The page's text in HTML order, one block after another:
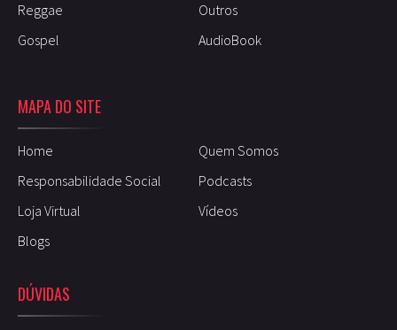
Reggae
Outros
Gospel
AudioBook
MAPA DO SITE
Home
Quem Somos
Responsabilidade Social
Podcasts
Loja Virtual
Vídeos
Blogs
DÚVIDAS